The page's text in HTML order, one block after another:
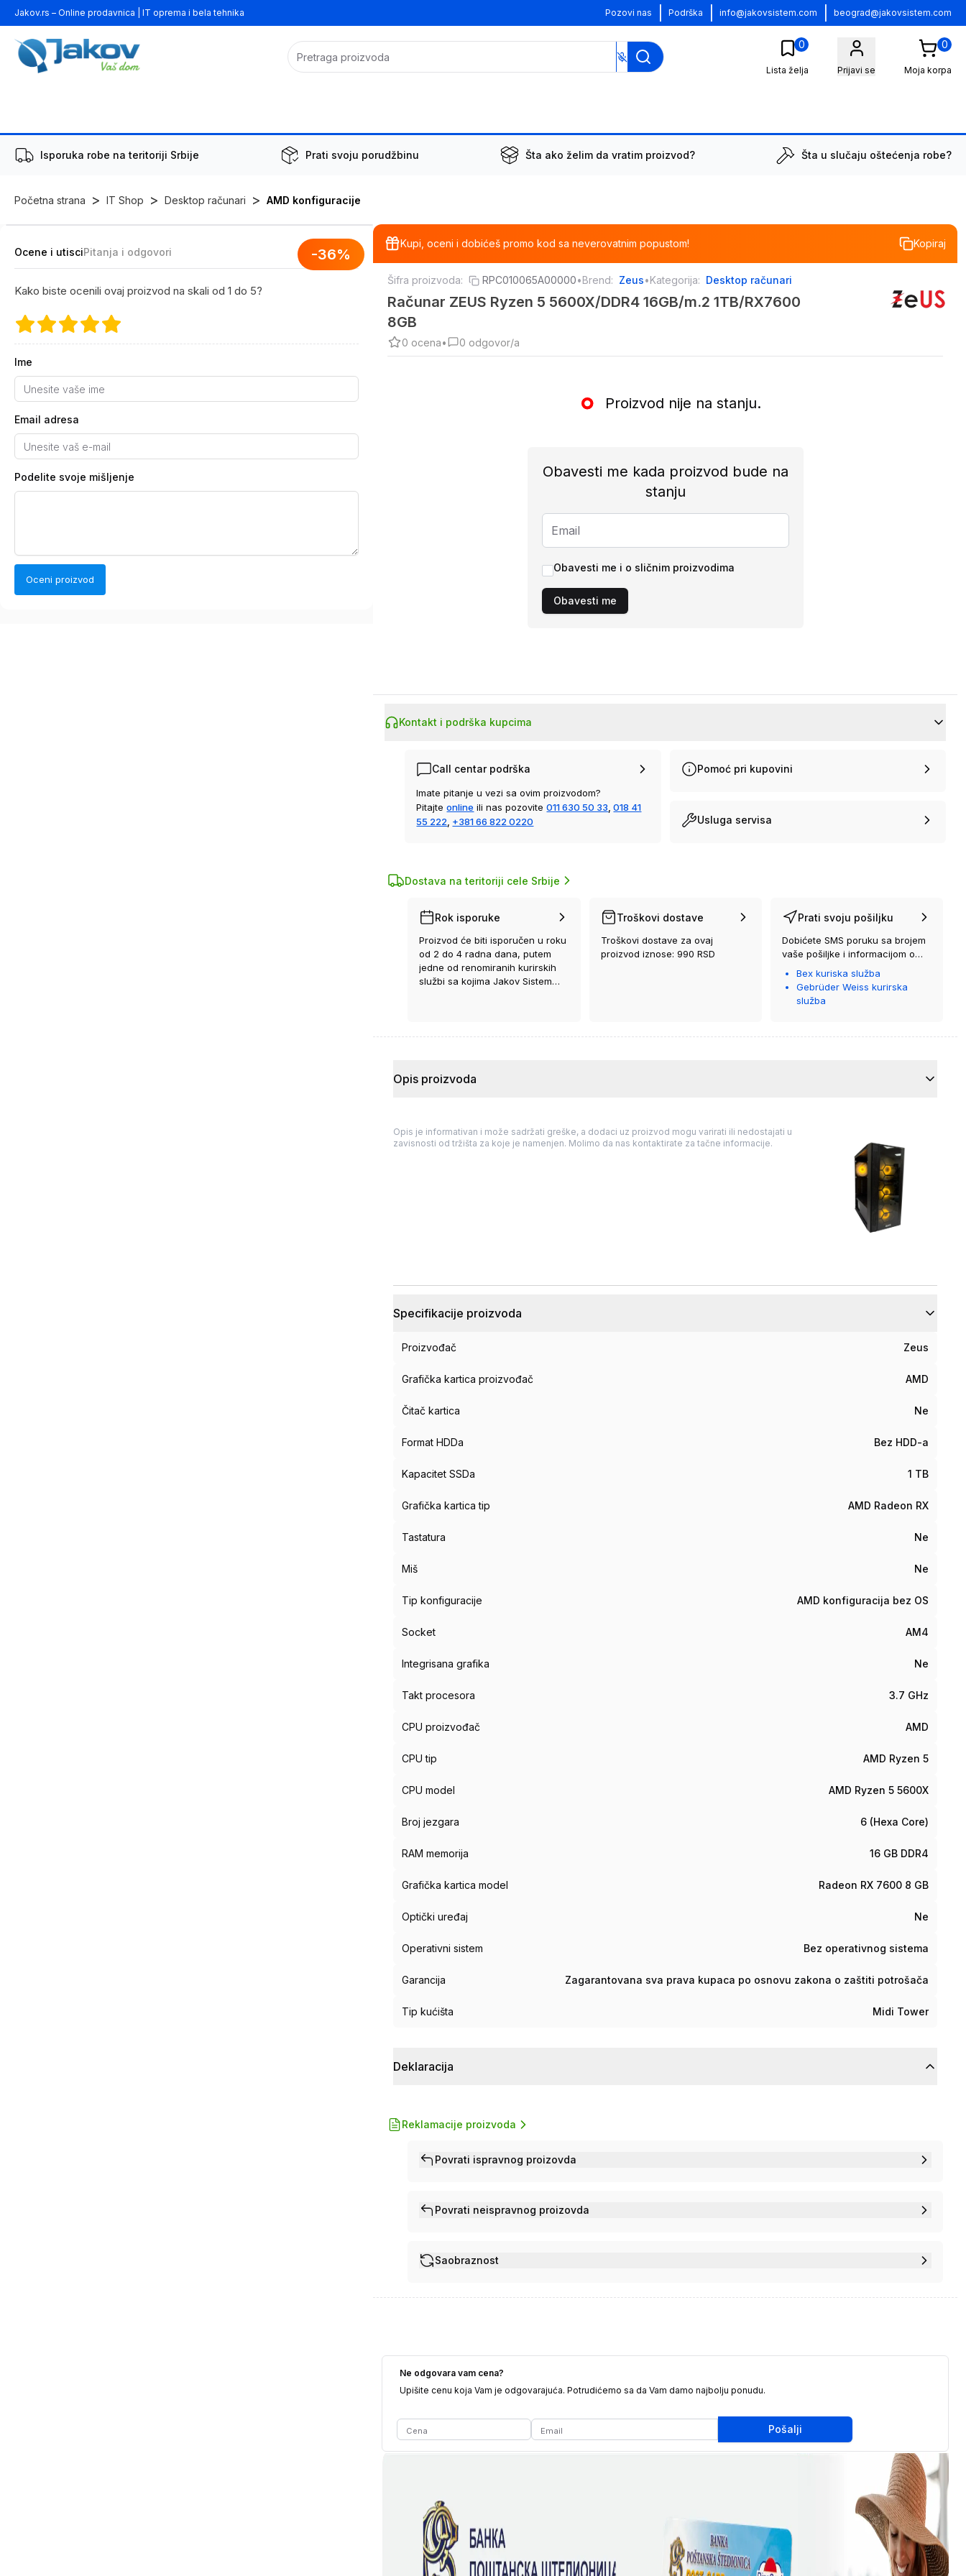
Jakov.rs – Online prodavnica | IT oprema i bela tehnika Pozovi nas Podrška info@jakovsistem.com beograd@jakovsistem.com
0
Lista želja Prijavi se
0
Moja korpa
Isporuka robe na teritoriji Srbije Prati svoju porudžbinu Šta ako želim da vratim proizvod? Šta u slučaju oštećenja robe?
Početna strana > IT Shop > Desktop računari > AMD konfiguracije
-36%
Ocene i utisciPitanja i odgovori
Kako biste ocenili ovaj proizvod na skali od 1 do 5?
Ime
Email adresa
Podelite svoje mišljenje
Oceni proizvod
Kupi, oceni i dobićeš promo kod sa neverovatnim popustom! Kopiraj
Šifra proizvoda: RPC010065A00000•Brend: Zeus•Kategorija: Desktop računari
Računar ZEUS Ryzen 5 5600X/DDR4 16GB/m.2 1TB/RX7600
8GB
0 ocena• 0 odgovor/a
Proizvod nije na stanju.
Obavesti me kada proizvod bude na
stanju
Obavesti me i o sličnim proizvodima
Obavesti me
Kontakt i podrška kupcima
Call centar podrška
Imate pitanje u vezi sa ovim proizvodom?
Pitajte online ili nas pozovite 011 630 50 33 018 41
55 222 +381 66 822 0220
Pomoć pri kupovini
Usluga servisa
Dostava na teritoriji cele Srbije
Rok isporuke
Proizvod će biti isporučen u roku
od 2 do 4 radna dana, putem
jedne od renomiranih kurirskih
službi sa kojima Jakov Sistem
Troškovi dostave
Troškovi dostave za ovaj
proizvod iznose: 990 RSD
Prati svoju pošiljku
Dobićete SMS poruku sa brojem
vaše pošiljke i informacijom o
kurirskoj službi koja će vam je
Bex kuriska služba
Gebrüder Weiss kurirska
služba
Opis proizvoda
Opis je informativan i može sadržati greške, a dodaci uz proizvod mogu varirati ili nedostajati u
zavisnosti od tržišta za koje je namenjen. Molimo da nas kontaktirate za tačne informacije.
Specifikacije proizvoda
Proizvođač Zeus
Grafička kartica proizvođač AMD
Čitač kartica Ne
Format HDDa Bez HDD-a
Kapacitet SSDa 1 TB
Grafička kartica tip AMD Radeon RX
Tastatura Ne
Miš Ne
Tip konfiguracije AMD konfiguracija bez OS
Socket AM4
Integrisana grafika Ne
Takt procesora 3.7 GHz
CPU proizvođač AMD
CPU tip AMD Ryzen 5
CPU model AMD Ryzen 5 5600X
Broj jezgara 6 (Hexa Core)
RAM memorija 16 GB DDR4
Grafička kartica model Radeon RX 7600 8 GB
Optički uređaj Ne
Operativni sistem Bez operativnog sistema
Garancija Zagarantovana sva prava kupaca po osnovu zakona o zaštiti potrošača
Tip kućišta Midi Tower
Deklaracija
Reklamacije proizvoda
Povrati ispravnog proizovda
Povrati neispravnog proizovda
Saobraznost
Ne odgovara vam cena?
Upišite cenu koja Vam je odgovarajuća. Potrudićemo sa da Vam damo najbolju ponudu.
Pošalji